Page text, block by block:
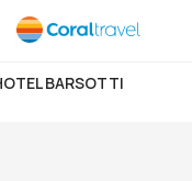
BARSOTTI